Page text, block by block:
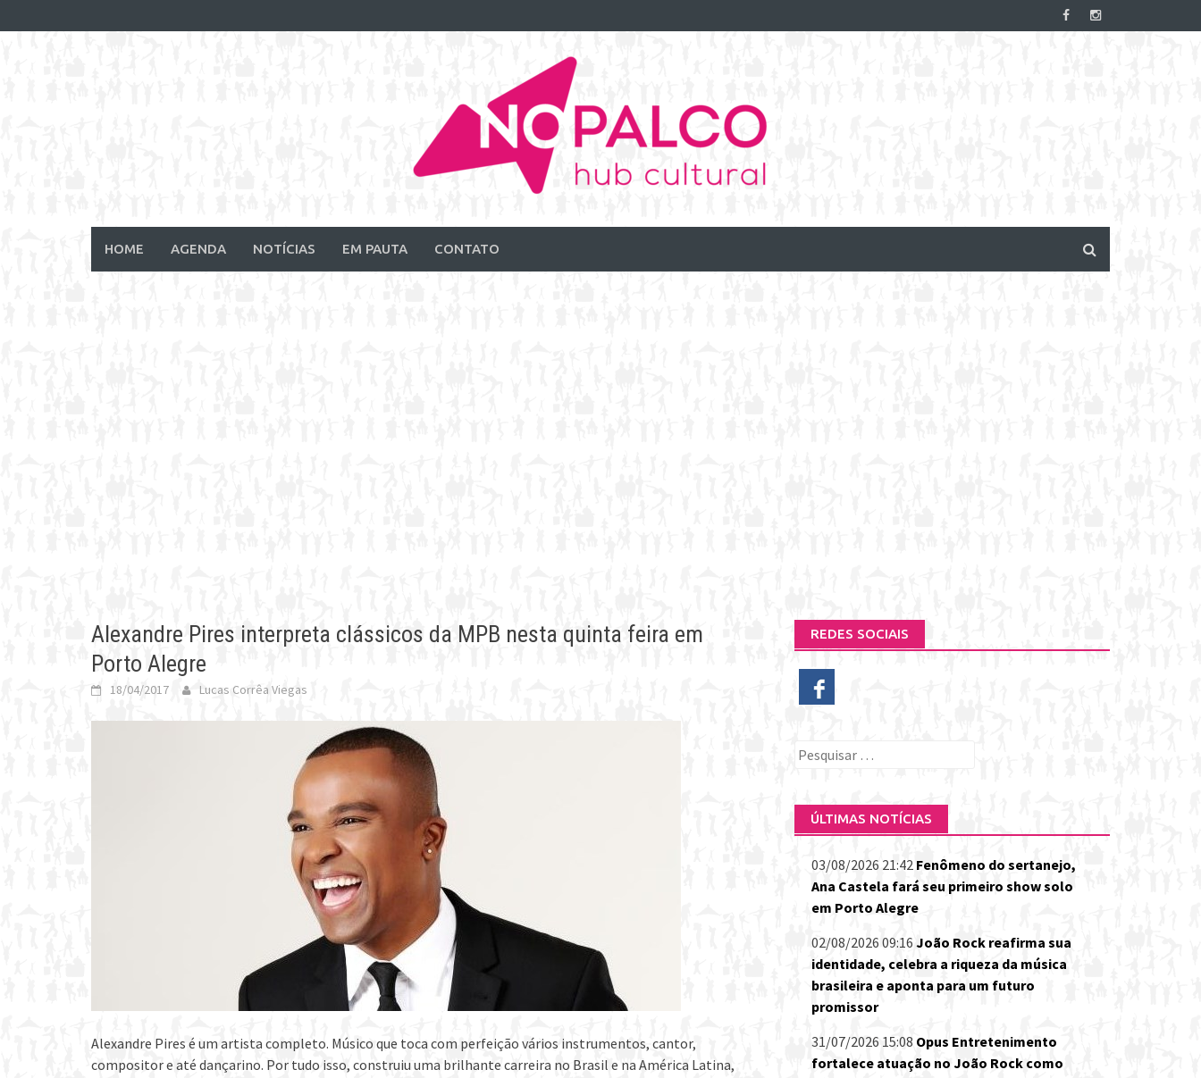
to
HOME AGENDA NOTÍCIAS EM PAUTA CONTATO
Alexandre Pires interpreta clássicos da MPB nesta quinta feira em
Porto Alegre
18/04/2017 Lucas Corrêa Viegas
Alexandre Pires é um artista completo. Músico que toca com perfeição vários instrumentos, cantor,
compositor e até dançarino. Por tudo isso, construiu uma brilhante carreira no Brasil e na América Latina,
REDES SOCIAIS
Pesquisar
ÚLTIMAS NOTÍCIAS
03/08/2026 21:42 Fenômeno do sertanejo,
Ana Castela fará seu primeiro show solo
em Porto Alegre
02/08/2026 09:16 João Rock reafirma sua
identidade, celebra a riqueza da música
brasileira e aponta para um futuro
promissor
31/07/2026 15:08 Opus Entretenimento
fortalece atuação no João Rock como